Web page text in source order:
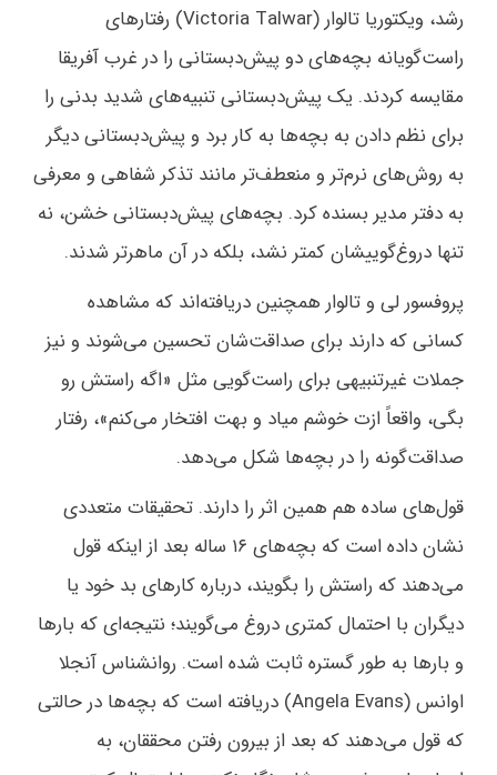
رشد، ویکتوریا تالوار (Victoria Talwar) رفتارهای
راست‌گویانه بچه‌های دو پیش‌دبستانی را در غرب آفریقا
مقایسه کردند. یک پیش‌دبستانی تنبیه‌های شدید بدنی را
برای نظم دادن به بچه‌ها به کار برد و پیش‌دبستانی دیگر
به روش‌های نرم‌تر و منعطف‌تر مانند تذکر شفاهی و معرفی
به دفتر مدیر بسنده کرد. بچه‌های پیش‌دبستانی خشن، نه
تنها دروغ‌گوییشان کمتر نشد، بلکه در آن ماهرتر شدند.
پروفسور لی و تالوار همچنین دریافته‌اند که مشاهده
کسانی که دارند برای صداقت‌شان تحسین می‌شوند و نیز
جملات غیرتنبیهی برای راست‌گویی مثل «اگه راستش رو
بگی، واقعاً ازت خوشم میاد و بهت افتخار می‌کنم»، رفتار
صداقت‌گونه را در بچه‌ها شکل می‌دهد.
قول‌های ساده هم همین اثر را دارند. تحقیقات متعددی
نشان داده است که بچه‌های ۱۶ ساله بعد از اینکه قول
می‌دهند که راستش را بگویند، درباره کارهای بد خود یا
دیگران با احتمال کمتری دروغ می‌گویند؛ نتیجه‌ای که بارها
و بارها به طور گستره ثابت شده است. روانشناس آنجلا
اوانس (Angela Evans) دریافته است که بچه‌ها در حالتی
که قول می‌دهند که بعد از بیرون رفتن محققان، به